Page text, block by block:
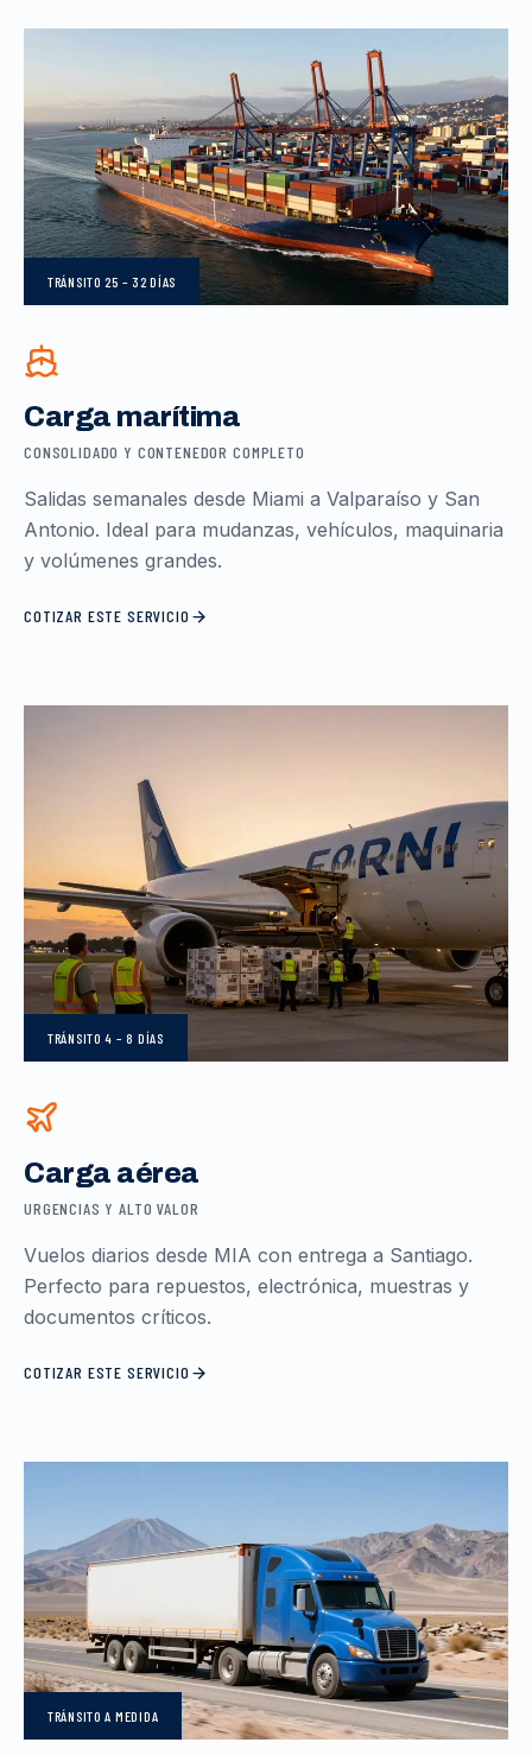
TRÁNSITO 25 – 32 DÍAS
Carga marítima
CONSOLIDADO Y CONTENEDOR COMPLETO
Salidas semanales desde Miami a Valparaíso y San
Antonio. Ideal para mudanzas, vehículos, maquinaria
y volúmenes grandes.
COTIZAR ESTE SERVICIO
TRÁNSITO4 – 8 DÍAS
Carga aérea
URGENCIAS Y ALTO VALOR
Vuelos diarios desde MIA con entrega a Santiago.
Perfecto para repuestos, electrónica, muestras y
documentos críticos.
COTIZAR ESTE SERVICIO
TRÁNSITOA MEDIDA